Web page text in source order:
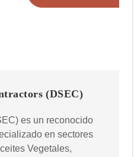
(DSEC)
es un reconocido
en sectores
Vegetales,